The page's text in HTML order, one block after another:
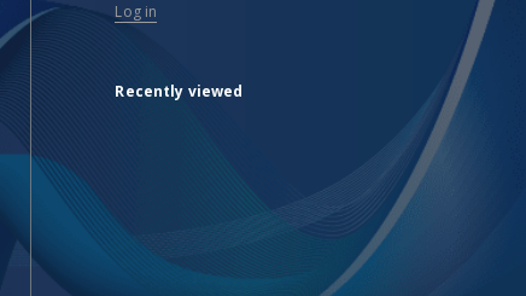
Log in
Recently viewed